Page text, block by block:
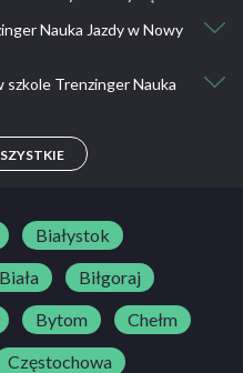
PolskaNauka Jazdy w Nowy
szkole Trenzinger Nauka
Białystok
Biłgoraj
Bytom
Chełm
Częstochowa